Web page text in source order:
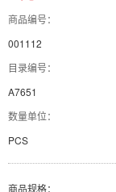
商品编号：
001112
目录编号：
A7651
数量单位：
PCS
商品规格：